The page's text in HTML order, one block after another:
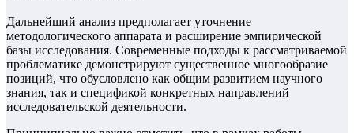
Дальнейший анализ предполагает уточнение
методологического аппарата и расширение эмпирической
базы исследования. Современные подходы к рассматриваемой
проблематике демонстрируют существенное многообразие
позиций, что обусловлено как общим развитием научного
знания, так и спецификой конкретных направлений
исследовательской деятельности.